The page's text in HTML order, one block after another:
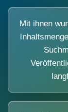
Mit ihnen